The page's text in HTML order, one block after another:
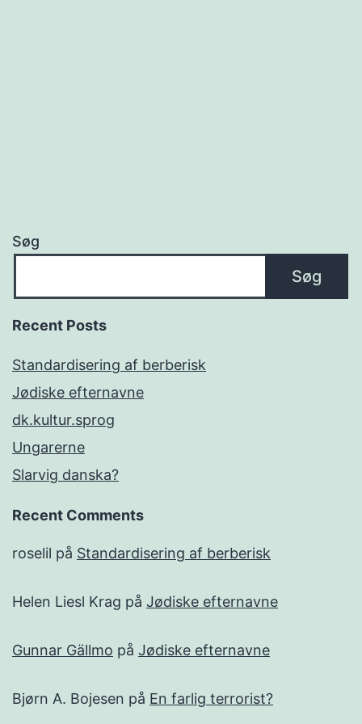
Søg
Søg
Recent Posts
Standardisering af berberisk
Jødiske efternavne
dk.kultur.sprog
Ungarerne
Slarvig danska?
Recent Comments
roselil på Standardisering af berberisk
Helen Liesl Krag på Jødiske efternavne
Gunnar Gällmo på Jødiske efternavne
Bjørn A. Bojesen på En farlig terrorist?